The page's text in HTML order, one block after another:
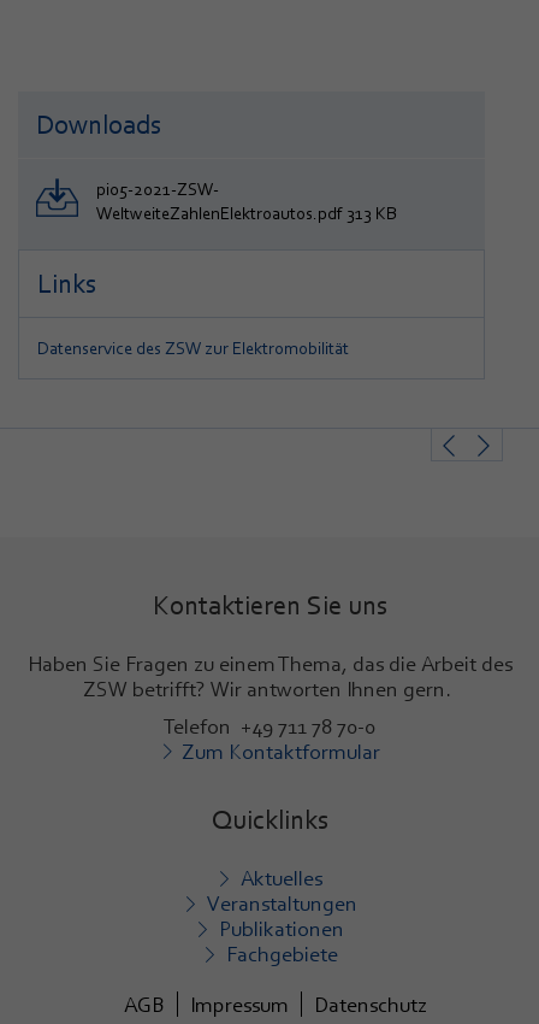
Downloads
pi05-2021-ZSW-
WeltweiteZahlenElektroautos.pdf 313 KB
Links
Datenservice des ZSW zur Elektromobilität
Kontaktieren Sie uns
Haben Sie Fragen zu einem Thema, das die Arbeit des
ZSW betrifft? Wir antworten Ihnen gern.
Telefon +49 711 78 70-0
Zum Kontaktformular
Quicklinks
Aktuelles
Veranstaltungen
Publikationen
Fachgebiete
AGB
Impressum Datenschutz